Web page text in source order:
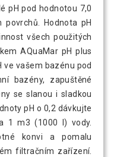
pH pod hodnotou 7,0
Hodnota pH
všech použitých
AQuaMar pH plus
vašem bazénu pod
bazény, zapuštěné
se slanou i sladkou
pH o 0,2 dávkujte
1 m3 (1000 l) vody.
konvi a pomalu
filtračním zařízení.